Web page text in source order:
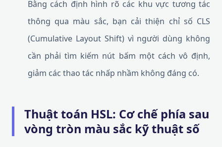
Bằng cách định hình rõ các khu vực tương tác
thông qua màu sắc, bạn cải thiện chỉ số CLS
(Cumulative Layout Shift) vì người dùng không
cần phải tìm kiếm nút bấm một cách vô định,
giảm các thao tác nhấp nhầm không đáng có.
Thuật toán HSL: Cơ chế phía sau
vòng tròn màu sắc kỹ thuật số